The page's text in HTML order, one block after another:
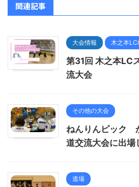
関連記事
大会情報 木之本LC
第31回 木之本LC
流大会
その他の大会
ねんりんピック
道交流大会に出場
道場